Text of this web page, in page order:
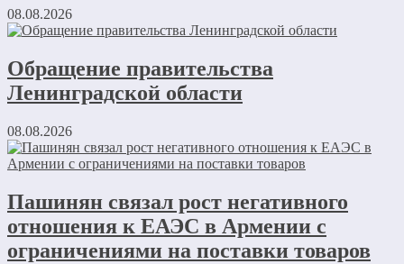
08.08.2026
Обращение правительства
Ленинградской области
08.08.2026
Пашинян связал рост негативного
отношения к ЕАЭС в Армении с
ограничениями на поставки товаров